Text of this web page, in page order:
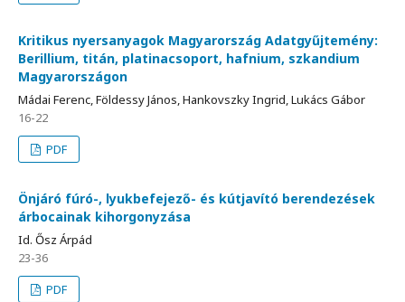
Kritikus nyersanyagok Magyarország Adatgyűjtemény:
Berillium, titán, platinacsoport, hafnium, szkandium
Magyarországon
Mádai Ferenc, Földessy János, Hankovszky Ingrid, Lukács Gábor
16-22
PDF
Önjáró fúró-, lyukbefejező- és kútjavító berendezések
árbocainak kihorgonyzása
Id. Ősz Árpád
23-36
PDF